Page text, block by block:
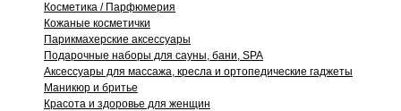
Косметика / Парфюмерия
Кожаные косметички
Парикмахерские аксессуары
Подарочные наборы для сауны, бани, SPA
Аксессуары для массажа, кресла и ортопедические гаджеты
Маникюр и бритье
Красота и здоровье для женщин